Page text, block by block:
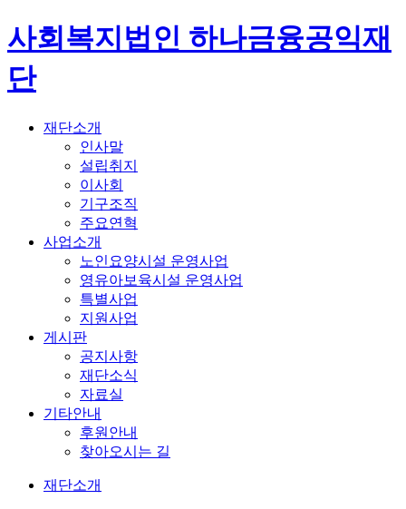
사회복지법인 하나금융공익재
단
재단소개
인사말
설립취지
이사회
기구조직
주요연혁
사업소개
노인요양시설 운영사업
영유아보육시설 운영사업
특별사업
지원사업
게시판
공지사항
재단소식
자료실
기타안내
후원안내
찾아오시는 길
재단소개